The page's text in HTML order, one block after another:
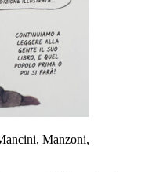
Manzoni,